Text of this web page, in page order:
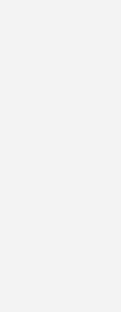
bestehend
es keine
Unsere Technologie
eingesetzt und ist der
sagt Morten Holum,